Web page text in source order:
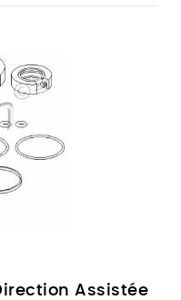
Assistée